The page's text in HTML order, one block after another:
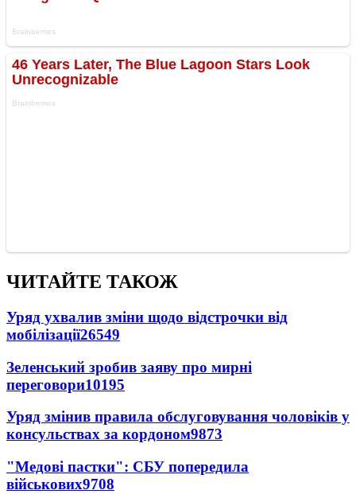
ЧИТАЙТЕ ТАКОЖ
Уряд ухвалив зміни щодо відстрочки від
мобілізації26549
Зеленський зробив заяву про мирні
переговори10195
Уряд змінив правила обслуговування чоловіків у
консульствах за кордоном9873
"Медові пастки": СБУ попередила
військових9708